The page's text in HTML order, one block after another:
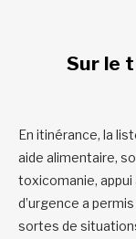
Sur le
En itinérance, la
aide alimentaire,
toxicomanie, appui
d’urgence a
sortes de